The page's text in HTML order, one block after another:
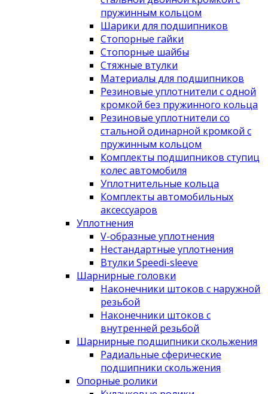
пружинным кольцом
Шарики для подшипников
Стопорные гайки
Стопорные шайбы
Стяжные втулки
Материалы для подшипников
Резиновые уплотнители с одной
кромкой без пружинного кольца
Резиновые уплотнители со
стальной одинарной кромкой с
пружинным кольцом
Комплекты подшипников ступиц
колес автомобиля
Уплотнительные кольца
Комплекты автомобильных
аксессуаров
Уплотнения
V-образные уплотнения
Нестандартные уплотнения
Втулки Speedi-sleeve
Шарнирные головки
Наконечники штоков с наружной
резьбой
Наконечники штоков с
внутренней резьбой
Шарнирные подшипники скольжения
Радиальные сферические
подшипники скольжения
Опорные ролики